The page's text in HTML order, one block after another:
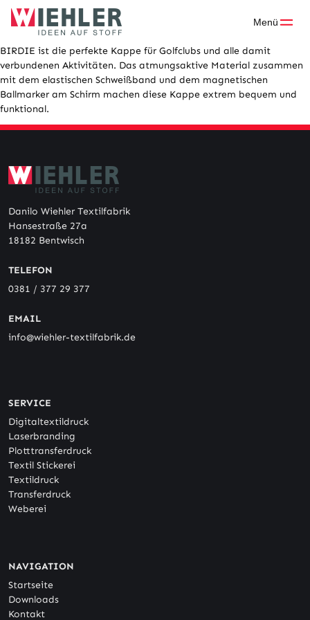
Skip
Menü
BIRDIE ist die perfekte Kappe für Golfclubs und alle damit
verbundenen Aktivitäten. Das atmungsaktive Material zusammen
mit dem elastischen Schweißband und dem magnetischen
Ballmarker am Schirm machen diese Kappe extrem bequem und
funktional.
Danilo Wiehler Textilfabrik
Hansestraße 27a
18182 Bentwisch
TELEFON
0381 / 377 29 377
EMAIL
info@wiehler-textilfabrik.de
SERVICE
Digitaltextildruck
Laserbranding
Plotttransferdruck
Textil Stickerei
Textildruck
Transferdruck
Weberei
NAVIGATION
Startseite
Downloads
Kontakt